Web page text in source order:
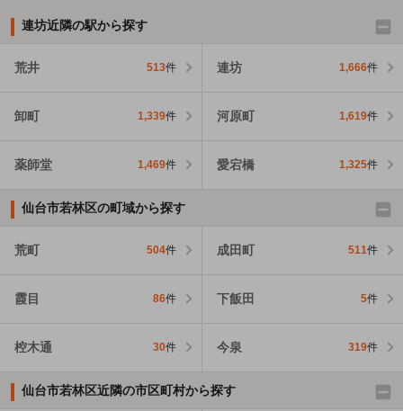
連坊近隣の駅から探す
荒井 513件 連坊 1,666件
卸町 1,339件 河原町 1,619件
薬師堂 1,469件 愛宕橋 1,325件
仙台市若林区の町域から探す
荒町 504件 成田町 511件
霞目 86件 下飯田 5件
椌木通 30件 今泉 319件
仙台市若林区近隣の市区町村から探す